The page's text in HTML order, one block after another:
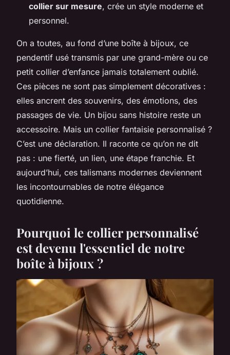
collier sur mesure, crée un style moderne et
personnel.
On a toutes, au fond d’une boîte à bijoux, ce
pendentif usé transmis par une grand-mère ou ce
petit collier d’enfance jamais totalement oublié.
Ces pièces ne sont pas simplement décoratives :
elles ancrent des souvenirs, des émotions, des
passages de vie. Un bijou sans histoire reste un
accessoire. Mais un collier fantaisie personnalisé ?
C’est une déclaration. Il raconte ce qu’on ne dit
pas : une fierté, un lien, une étape franchie. Et
aujourd’hui, ces talismans modernes deviennent
les incontournables de notre élégance
quotidienne.
Pourquoi le collier personnalisé
est devenu l'essentiel de notre
boîte à bijoux ?